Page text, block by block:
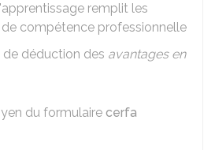
remplit les
compétence professionnelle
de déduction des avantages en
du formulaire cerfa